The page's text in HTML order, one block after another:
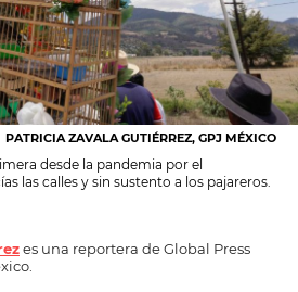
PATRICIA ZAVALA GUTIÉRREZ, GPJ MÉXICO
desde la pandemia por el
las calles y sin sustento a los pajareros.
es una reportera de Global Press